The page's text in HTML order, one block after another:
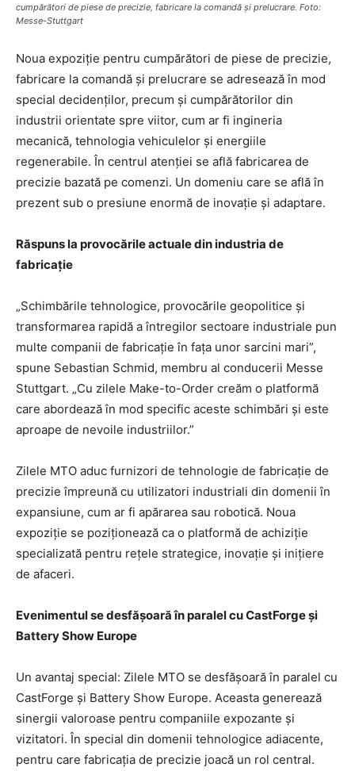
cumpărători de piese de precizie, fabricare la comandă și prelucrare. Foto:
Messe-Stuttgart
Noua expoziție pentru cumpărători de piese de precizie,
fabricare la comandă și prelucrare se adresează în mod
special decidenților, precum și cumpărătorilor din
industrii orientate spre viitor, cum ar fi ingineria
mecanică, tehnologia vehiculelor și energiile
regenerabile. În centrul atenției se află fabricarea de
precizie bazată pe comenzi. Un domeniu care se află în
prezent sub o presiune enormă de inovație și adaptare.
Răspuns la provocările actuale din industria de
fabricație
„Schimbările tehnologice, provocările geopolitice și
transformarea rapidă a întregilor sectoare industriale pun
multe companii de fabricație în fața unor sarcini mari”,
spune Sebastian Schmid, membru al conducerii Messe
Stuttgart. „Cu zilele Make-to-Order creăm o platformă
care abordează în mod specific aceste schimbări și este
aproape de nevoile industriilor.”
Zilele MTO aduc furnizori de tehnologie de fabricație de
precizie împreună cu utilizatori industriali din domenii în
expansiune, cum ar fi apărarea sau robotică. Noua
expoziție se poziționează ca o platformă de achiziție
specializată pentru rețele strategice, inovație și inițiere
de afaceri.
Evenimentul se desfășoară în paralel cu CastForge și
Battery Show Europe
Un avantaj special: Zilele MTO se desfășoară în paralel cu
CastForge și Battery Show Europe. Aceasta generează
sinergii valoroase pentru companiile expozante și
vizitatori. În special din domenii tehnologice adiacente,
pentru care fabricația de precizie joacă un rol central.